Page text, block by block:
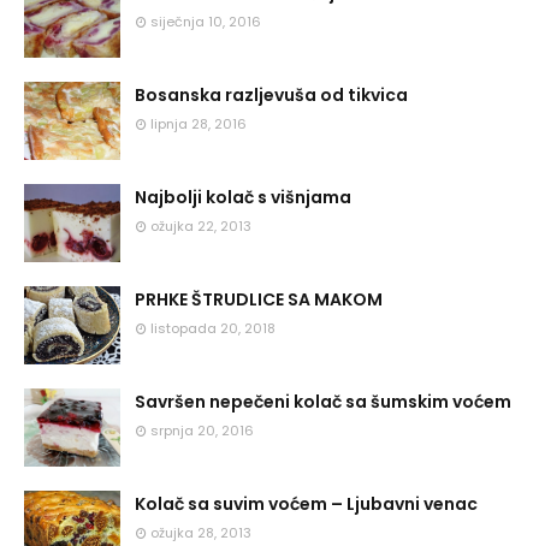
siječnja 10, 2016
Bosanska razljevuša od tikvica
lipnja 28, 2016
Najbolji kolač s višnjama
ožujka 22, 2013
PRHKE ŠTRUDLICE SA MAKOM
listopada 20, 2018
Savršen nepečeni kolač sa šumskim voćem
srpnja 20, 2016
Kolač sa suvim voćem – Ljubavni venac
ožujka 28, 2013